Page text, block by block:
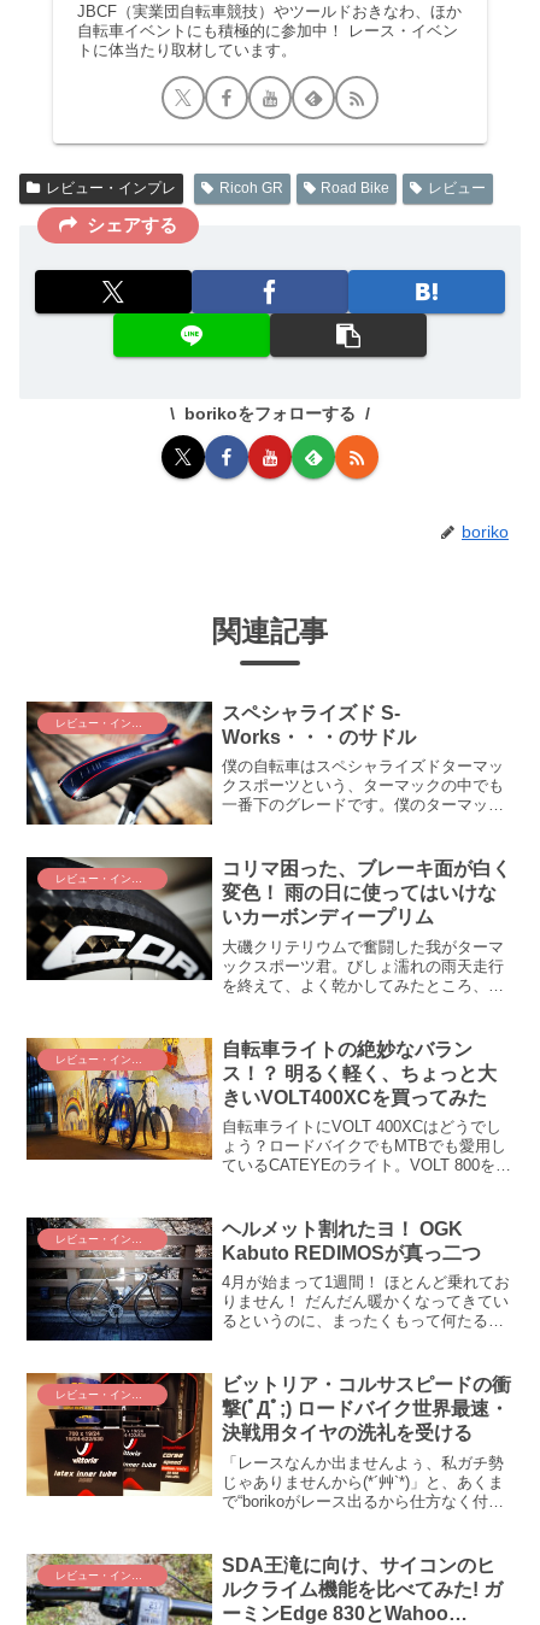
JBCF（実業団自転車競技）やツールドおきなわ、ほか
自転車イベントにも積極的に参加中！ レース・イベン
トに体当たり取材しています。
レビュー・インプレ Ricoh GR Road Bike レビュー
シェアする
borikoをフォローする
boriko
関連記事
レビュー・インプレ
スペシャライズド S-
Works・・・のサドル
僕の自転車はスペシャライズドターマッ
クスポーツという、ターマックの中でも
一番下のグレードです。僕のターマック
S-Worksをつけてしまったのが、ステム
とサドルであ...
レビュー・インプレ
コリマ困った、ブレーキ面が白く
変色！ 雨の日に使ってはいけな
いカーボンディープリム
大磯クリテリウムで奮闘した我がターマ
ックスポーツ君。びしょ濡れの雨天走行
を終えて、よく乾かしてみたところ、い
リム周辺（ブレーキ面）が何だかおかし
くないですかね？？ カーボンホ...
自転車ライトの絶妙なバラン
ス！？ 明るく軽く、ちょっと大
きいVOLT400XCを買ってみた
自転車ライトにVOLT 400XCはどうでし
ょう？ロードバイクでもMTBでも愛用し
ているCATEYEのライト。VOLT 800を使
VOLT 400XCと800は...
レビュー・インプレ
ヘルメット割れたヨ！ OGK
Kabuto REDIMOSが真っ二つ
4月が始まって1週間！ ほとんど乗れてお
りません！ だんだん暖かくなってきてい
るというのに、まったくもって何たるテ
月も500km超をめざしたいと思います！
そんな矢...
レビュー・インプレ
ビットリア・コルサスピードの衝
撃(ﾟДﾟ;) ロードバイク世界最速・
決戦用タイヤの洗礼を受ける
「レースなんか出ませんよぅ、私ガチ勢
じゃありませんから(*´艸`*)」と、あくま
で“borikoがレース出るから仕方なく付き
決戦タイヤ買ってるんですか！？デゲメ
ン氏、...
SDA王滝に向け、サイコンのヒ
ルクライム機能を比べてみた! ガ
ーミンEdge 830とWahoo